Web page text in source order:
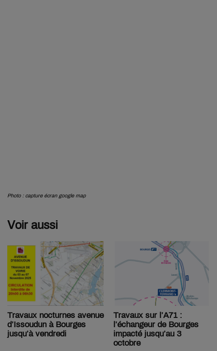
Photo : capture écran google map
Voir aussi
Travaux nocturnes avenue
d’Issoudun à Bourges
jusqu’à vendredi
Travaux sur l’A71 :
l’échangeur de Bourges
impacté jusqu’au 3
octobre